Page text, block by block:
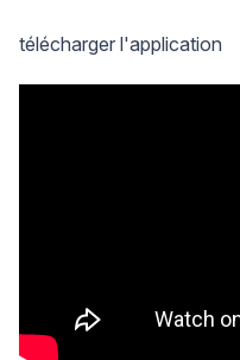
télécharger l'application